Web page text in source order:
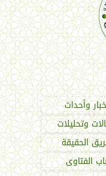
وأحداث
وتحليلات
الحقيقة
باب الفتاوى